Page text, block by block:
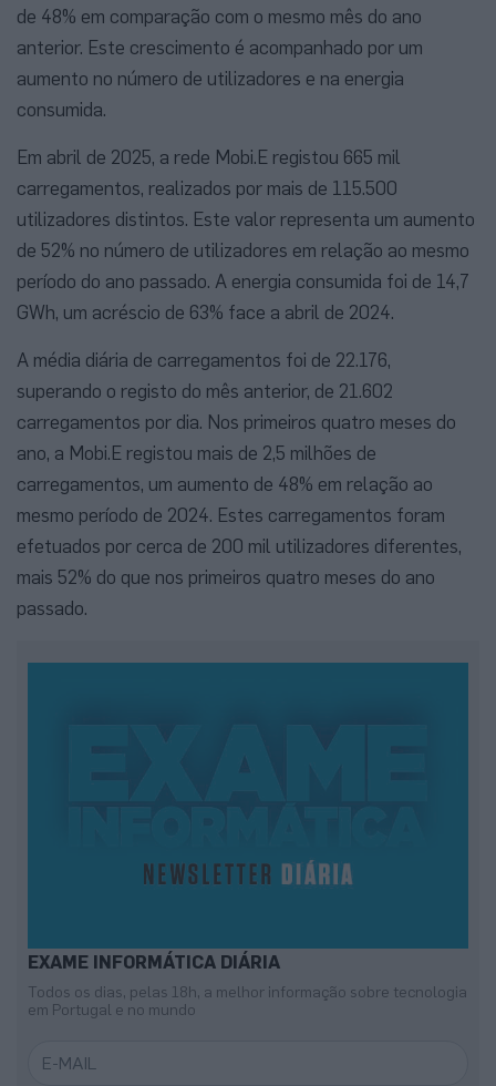
de 48% em comparação com o mesmo mês do ano
anterior. Este crescimento é acompanhado por um
aumento no número de utilizadores e na energia
consumida.
Em abril de 2025, a rede Mobi.E registou 665 mil
carregamentos, realizados por mais de 115.500
utilizadores distintos. Este valor representa um aumento
de 52% no número de utilizadores em relação ao mesmo
período do ano passado. A energia consumida foi de 14,7
GWh, um acréscio de 63% face a abril de 2024.
A média diária de carregamentos foi de 22.176,
superando o registo do mês anterior, de 21.602
carregamentos por dia. Nos primeiros quatro meses do
ano, a Mobi.E registou mais de 2,5 milhões de
carregamentos, um aumento de 48% em relação ao
mesmo período de 2024. Estes carregamentos foram
efetuados por cerca de 200 mil utilizadores diferentes,
mais 52% do que nos primeiros quatro meses do ano
passado.
EXAME INFORMÁTICA DIÁRIA
Todos os dias, pelas 18h, a melhor informação sobre tecnologia
em Portugal e no mundo